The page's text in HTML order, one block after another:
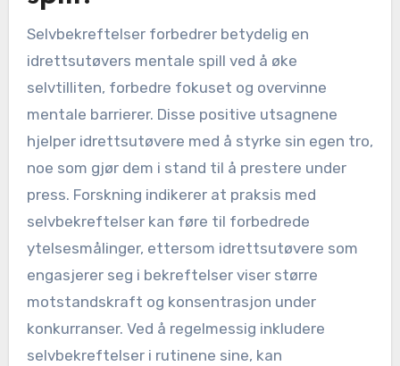
Selvbekreftelser forbedrer betydelig en
idrettsutøvers mentale spill ved å øke
selvtilliten, forbedre fokuset og overvinne
mentale barrierer. Disse positive utsagnene
hjelper idrettsutøvere med å styrke sin egen tro,
noe som gjør dem i stand til å prestere under
press. Forskning indikerer at praksis med
selvbekreftelser kan føre til forbedrede
ytelsesmålinger, ettersom idrettsutøvere som
engasjerer seg i bekreftelser viser større
motstandskraft og konsentrasjon under
konkurranser. Ved å regelmessig inkludere
selvbekreftelser i rutinene sine, kan